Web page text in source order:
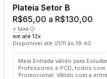
Plateia Setor B
R$65,00 a R$130,00
+ taxa
em até 12x
Disponível até 01/11 às 19:40
Meia Entrada válido para
Professores e PCD, todos com
Promocional: Válido com a